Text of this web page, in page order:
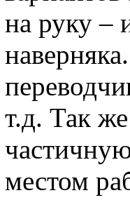
на руку –
т.д. Так
местом